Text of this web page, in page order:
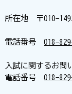
所在地 〒010-
電話番号 018-
入試に関するお問
電話番号 018-